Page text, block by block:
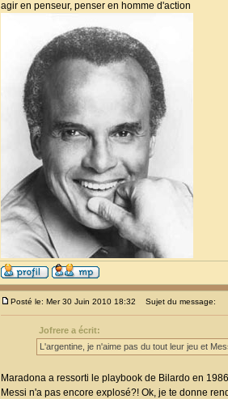
agir en penseur, penser en homme d'action
Posté le: Mer 30 Juin 2010 18:32 Sujet du message:
Jofrere a écrit:
L'argentine, je n'aime pas du tout leur jeu et
Maradona a ressorti le playbook de Bilardo en
Messi n'a pas encore explosé?! Ok, je te donne